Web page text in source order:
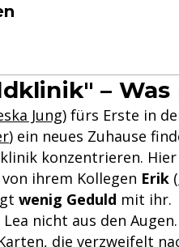
–
Jung) fürs Erste in
) ein neues Zuhause
konzentrieren.
ihrem Kollegen Erik (
wenig Geduld mit ihr.
nicht aus den
die verzweifelt